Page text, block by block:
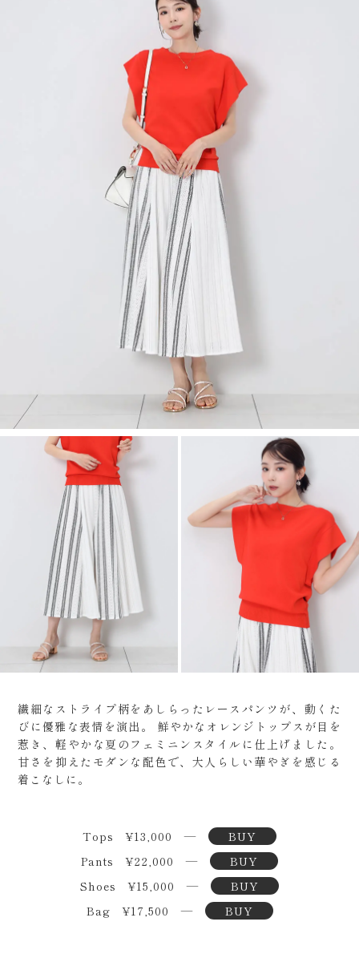
繊細なストライプ柄をあしらったレースパンツが、動くた
びに優雅な表情を演出。
鮮やかなオレンジトップスが目を
惹き、軽やかな夏のフェミニンスタイルに仕上げました。
甘さを抑えたモダンな配色で、大人らしい華やぎを感じる
着こなしに。
Tops ¥13,000 ―
BUY
Pants ¥22,000 ―
BUY
Shoes ¥15,000 ―
BUY
Bag ¥17,500 ―
BUY